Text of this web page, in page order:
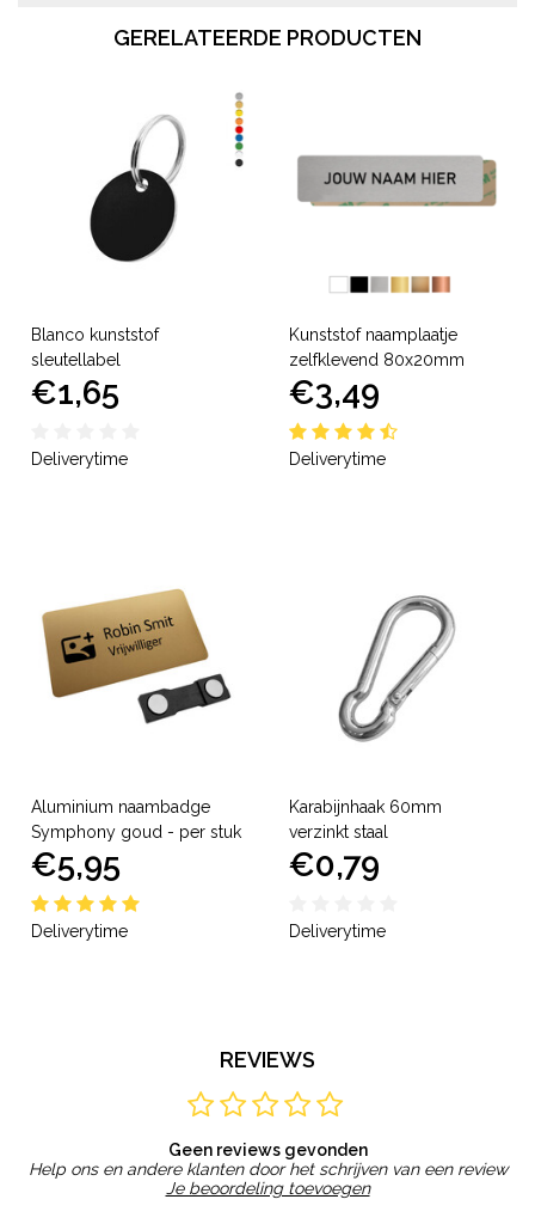
GERELATEERDE PRODUCTEN
Blanco kunststof
sleutellabel
€1,65
Deliverytime
Kunststof naamplaatje
zelfklevend 80x20mm
€3,49
Deliverytime
Aluminium naambadge
Symphony goud - per stuk
€5,95
Deliverytime
Karabijnhaak 60mm
verzinkt staal
€0,79
Deliverytime
REVIEWS
Geen reviews gevonden
Help ons en andere klanten door het schrijven van een review
Je beoordeling toevoegen